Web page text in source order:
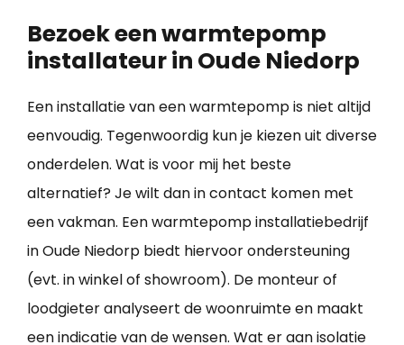
Bezoek een warmtepomp
installateur in Oude Niedorp
Een installatie van een warmtepomp is niet altijd
eenvoudig. Tegenwoordig kun je kiezen uit diverse
onderdelen. Wat is voor mij het beste
alternatief? Je wilt dan in contact komen met
een vakman. Een warmtepomp installatiebedrijf
in Oude Niedorp biedt hiervoor ondersteuning
(evt. in winkel of showroom). De monteur of
loodgieter analyseert de woonruimte en maakt
een indicatie van de wensen. Wat er aan isolatie